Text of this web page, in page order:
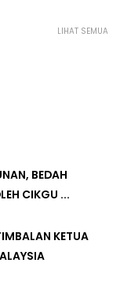
LIHAT SEMUA
BEDAH
CIKGU ...
KETUA